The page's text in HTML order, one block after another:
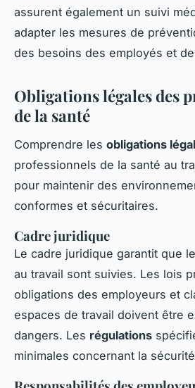
assurent également un suivi
adapter les mesures de
des besoins des employés et
Obligations légales des
de la santé
Comprendre les obligations
professionnels de la santé au
pour maintenir des
conformes et sécuritaires.
Cadre juridique
Le cadre juridique garantit que
au travail sont suivies. Les lois
obligations des employeurs et
espaces de travail doivent être
dangers. Les régulations
minimales concernant la